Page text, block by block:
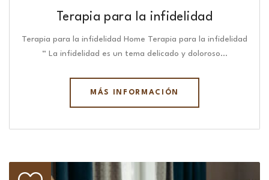
Terapia para la infidelidad
Terapia para la infidelidad Home Terapia para la infidelidad
“ La infidelidad es un tema delicado y doloroso…
MÁS INFORMACIÓN